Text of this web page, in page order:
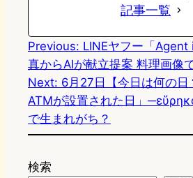
記事一覧
Previous: LINEヤフー「
真からAIが献立提案 料理画像
Next: 6月27日【今日は何の日
ATMが設置された日」
で生まれがち？
検索